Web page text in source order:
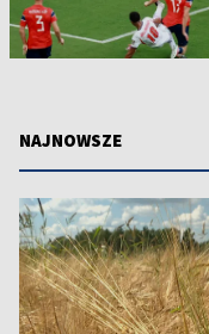
NAJNOWSZE